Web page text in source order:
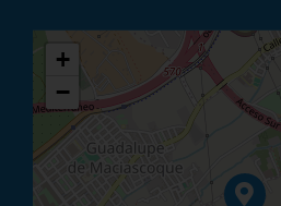
+
−